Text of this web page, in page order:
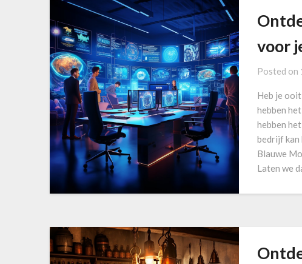
voor
Posted on
Heb je
hebben
hebben
bedrijf kan
Blauwe
Laten we